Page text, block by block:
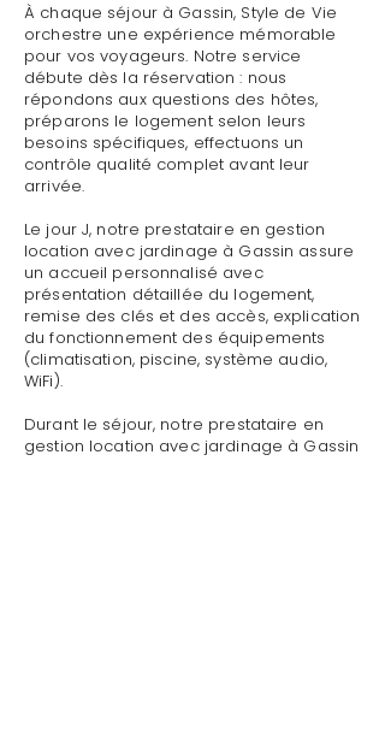
À chaque séjour à Gassin, Style de Vie
orchestre une expérience mémorable
pour vos voyageurs. Notre service
débute dès la réservation : nous
répondons aux questions des hôtes,
préparons le logement selon leurs
besoins spécifiques, effectuons un
contrôle qualité complet avant leur
arrivée.
Le jour J, notre prestataire en gestion
location avec jardinage à Gassin assure
un accueil personnalisé avec
présentation détaillée du logement,
remise des clés et des accès, explication
du fonctionnement des équipements
(climatisation, piscine, système audio,
WiFi).
Durant le séjour, notre prestataire en
gestion location avec jardinage à Gassin